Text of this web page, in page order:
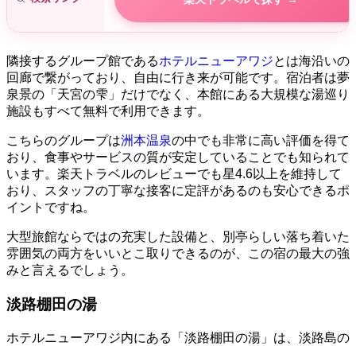
隣接するグループ館であるホテルニューアワジとは海沿いの
回廊で繋がっており、自由に行き来が可能です。宿泊者は夢
泉景の「天宮の雫」だけでなく、本館にある大規模な湯巡り
施設もすべて無料で利用できます。
こちらのグループは洲本温泉の中でも非常に高い評価を得て
おり、食事やサービスの質が安定していることでも知られて
います。楽天トラベルのレビューでも星4.6以上を維持して
おり、スタッフの丁寧な接客に定評があるのも安心できるポ
イントですね。
大型旅館ならではの充実した設備と、別亭らしい落ち着いた
雰囲気の両方をいいとこ取りできるのが、この宿の最大の強
みと言えるでしょう。
淡路棚田の湯
ホテルニューアワジ内にある「淡路棚田の湯」は、淡路島の